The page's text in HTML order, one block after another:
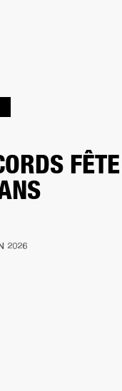
FÊTE
2026